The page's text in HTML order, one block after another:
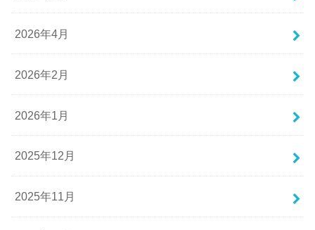
2026年4月
2026年2月
2026年1月
2025年12月
2025年11月